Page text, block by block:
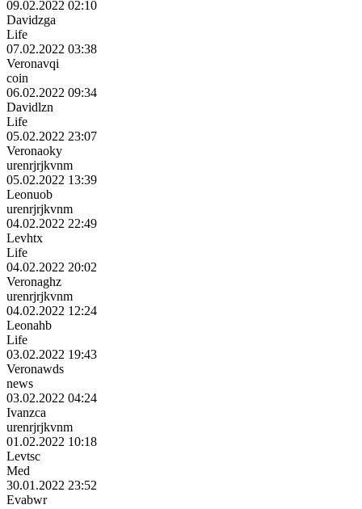
09.02.2022 02:10
Davidzga
Life
07.02.2022 03:38
Veronavqi
coin
06.02.2022 09:34
Davidlzn
Life
05.02.2022 23:07
Veronaoky
urenrjrjkvnm
05.02.2022 13:39
Leonuob
urenrjrjkvnm
04.02.2022 22:49
Levhtx
Life
04.02.2022 20:02
Veronaghz
urenrjrjkvnm
04.02.2022 12:24
Leonahb
Life
03.02.2022 19:43
Veronawds
news
03.02.2022 04:24
Ivanzca
urenrjrjkvnm
01.02.2022 10:18
Levtsc
Med
30.01.2022 23:52
Evabwr